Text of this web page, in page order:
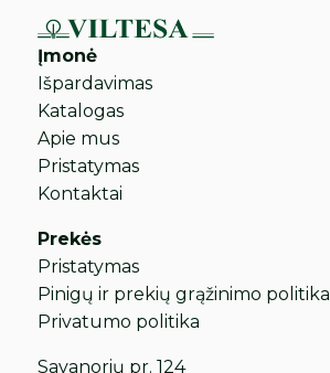
Įmonė
Išpardavimas
Katalogas
Apie mus
Pristatymas
Kontaktai
Prekės
Pristatymas
Pinigų ir prekių grąžinimo politika
Privatumo politika
Savanorių pr. 124